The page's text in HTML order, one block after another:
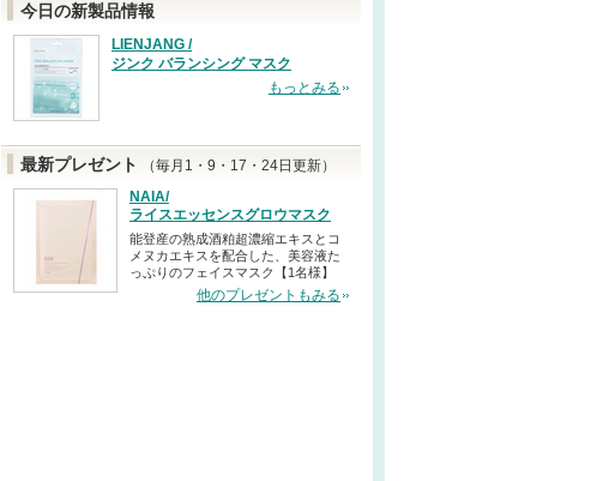
今日の新製品情報
LIENJANG /
ジンク バランシング マスク
もっとみる
最新プレゼント
（毎月1・9・17・24日更新）
NAIA/
ライスエッセンスグロウマスク
能登産の熟成酒粕超濃縮エキスとコ
メヌカエキスを配合した、美容液た
っぷりのフェイスマスク【1名様】
他のプレゼントもみる